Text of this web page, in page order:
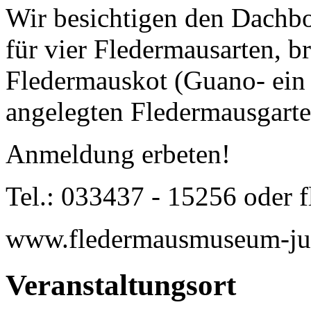
Wir besichtigen den
für vier Fledermausarten,
Fledermauskot (Guano-
angelegten
Anmeldung erbeten!
Tel.: 033437 - 15256 oder
www.fledermausmuseum-
Veranstaltungsort